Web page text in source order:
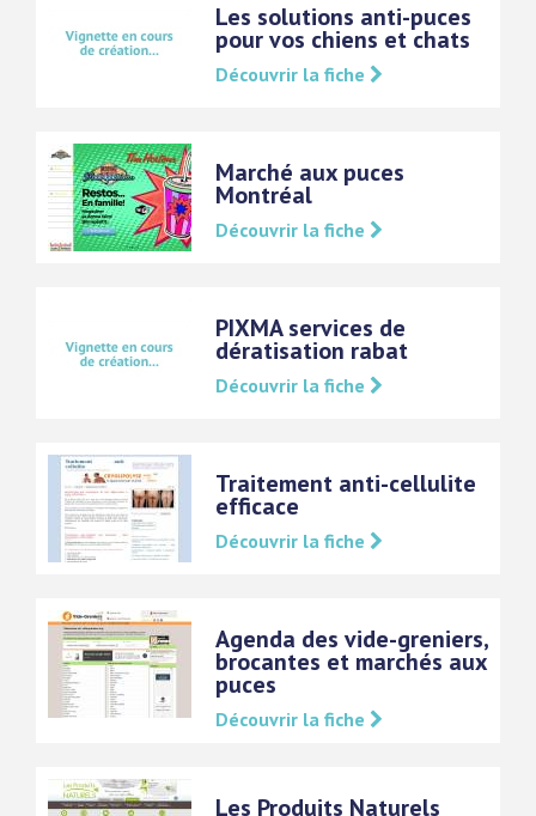
Les solutions anti-puces
pour vos chiens et chats
Découvrir la fiche
Marché aux puces
Montréal
Découvrir la fiche
PIXMA services de
dératisation rabat
Découvrir la fiche
Traitement anti-cellulite
efficace
Découvrir la fiche
Agenda des vide-greniers,
brocantes et marchés aux
puces
Découvrir la fiche
Les Produits Naturels